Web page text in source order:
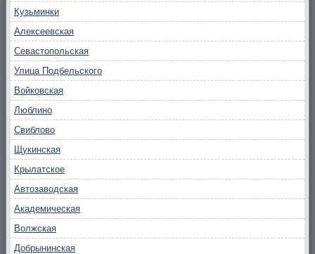
Кузьминки
Алексеевская
Севастопольская
Улица Подбельского
Войковская
Люблино
Свиблово
Щукинская
Крылатское
Автозаводская
Академическая
Волжская
Добрынинская